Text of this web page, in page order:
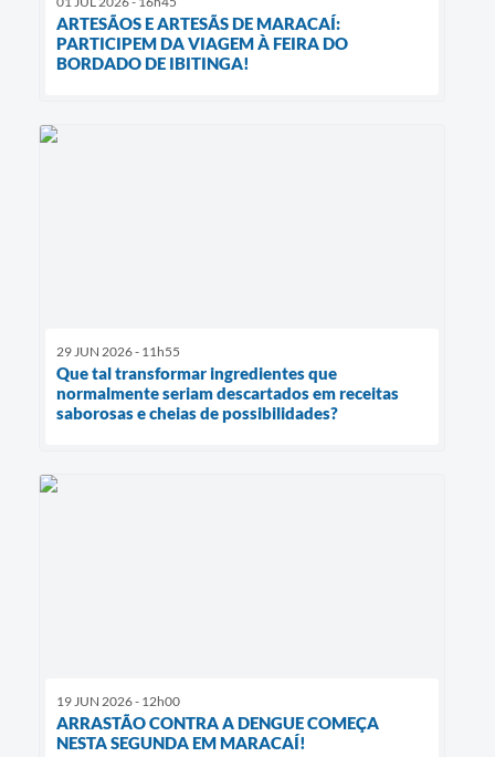
ARTESÃOS E ARTESÃS DE MARACAÍ:
PARTICIPEM DA VIAGEM À FEIRA DO
BORDADO DE IBITINGA!
29 JUN 2026 - 11h55
Que tal transformar ingredientes que
normalmente seriam descartados em receitas
saborosas e cheias de possibilidades?
19 JUN 2026 - 12h00
ARRASTÃO CONTRA A DENGUE COMEÇA
NESTA SEGUNDA EM MARACAÍ!